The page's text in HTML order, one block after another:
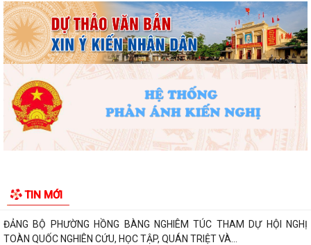
TIN MỚI
Phường Hồng Bàng tổng kết và trao giải Cuộc thi chính luận về bảo vệ
nền tảng tư tưởng của Đảng năm...
PHƯỜNG HỒNG BÀNG NÂNG CAO CHẤT LƯỢNG SINH HOẠT CHI BỘ TỪ
CƠ SỞ
Trường Tiểu học Đinh Tiên Hoàng (phường Hồng Bàng) tăng kiến thức,
kỹ năng phòng chống đuối nước...
Phường Hồng Bàng tập huấn kiến thức về an toàn thực phẩm cho các
cơ sở kinh doanh dịch vụ ăn uống,...
KẾT CÔNG TÁC HỘI 6 THÁNG ĐẦU NĂM 2026
ĐẢNG BỘ PHƯỜNG HỒNG BÀNG NGHIÊM TÚC THAM DỰ HỘI NGHỊ
TOÀN QUỐC NGHIÊN CỨU, HỌC TẬP, QUÁN TRIỆT VÀ...